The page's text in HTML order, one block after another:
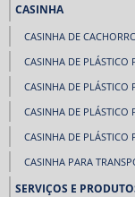
CASINHA
CASINHA DE
CASINHA DE PLÁSTICO
CASINHA DE PLÁSTICO
CASINHA DE PLÁSTICO
CASINHA DE PLÁSTICO
CASINHA PARA
SERVIÇOS E